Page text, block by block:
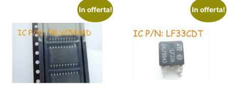
In offerta! In offerta!